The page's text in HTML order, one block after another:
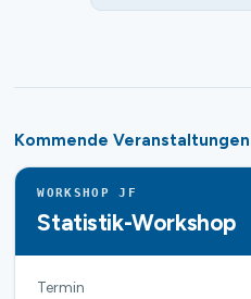
Kommende Veranstaltungen
WORKSHOP JF
Statistik-Workshop
Termin